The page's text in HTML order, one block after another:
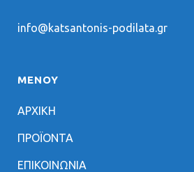
info@katsantonis-podilata.gr
ΜΕΝΟΥ
ΑΡΧΙΚΗ
ΠΡΟΪΟΝΤΑ
ΕΠΙΚΟΙΝΩΝΙΑ